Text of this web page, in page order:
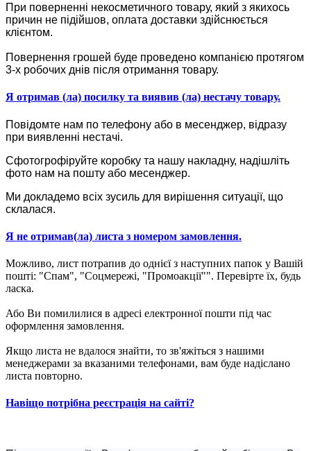
При поверненні некосметичного товару, який з якихось
причин не підійшов, оплата доставки здійснюється
клієнтом.
Повернення грошей буде проведено компанією протягом
3-х робочих днів після отримання товару.
Я отримав (ла) посилку та виявив (ла) нестачу товару.
Повідомте нам по телефону або в месенджер, відразу
при виявленні нестачі.
Сфотогрофіруйте коробку та нашу накладну, надішліть
фото нам на пошту або месенджер.
Ми докладемо всіх зусиль для вирішення ситуації, що
склалася.
Я не отримав(ла) листа з номером замовлення.
Можливо, лист потрапив до однієї з наступних папок у Вашій
пошті: "Спам", "Соцмережі, "Промоакції"". Перевірте їх, будь
ласка.
Або Ви помилилися в адресі електронної пошти під час
оформлення замовлення.
Якщо листа не вдалося знайти, то зв'яжіться з нашими
менеджерами за вказаними телефонами, вам буде надіслано
листа повторно.
Навіщо потрібна реєстрація на сайті?